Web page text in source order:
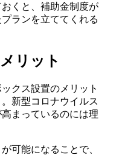
くと、補助金制度が
ランを立ててくれる
リット
クス設置のメリット
新型コロナウイルス
まっているのには理
可能になることで、